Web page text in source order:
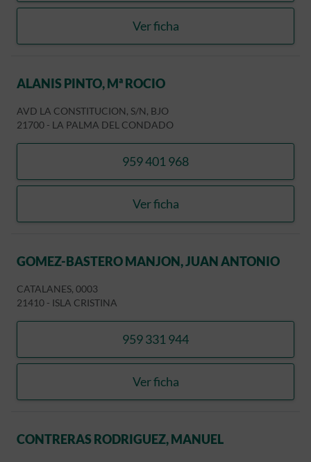
Ver ficha
AL-BAHECH, MOHAMED
ALANIS PINTO, Mª ROCIO
AVD LA CONSTITUCION, S/N, BJO
21700 - LA PALMA DEL CONDADO
959 401 968
llamar ALANIS PINTO, Mª
Ver ficha
ALANIS PINTO, Mª ROCIO
GOMEZ-BASTERO MANJON, JUAN ANTONIO
CATALANES, 0003
21410 - ISLA CRISTINA
959 331 944
llamar GOMEZ-BASTERO
Ver ficha
GOMEZ-BASTERO
CONTRERAS RODRIGUEZ, MANUEL